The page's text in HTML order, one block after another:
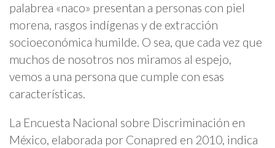
palabrea «naco» presentan a personas con piel
morena, rasgos indígenas y de extracción
socioeconómica humilde. O sea, que cada vez que
muchos de nosotros nos miramos al espejo,
vemos a una persona que cumple con esas
características.
La Encuesta Nacional sobre Discriminación en
México, elaborada por Conapred en 2010, indica